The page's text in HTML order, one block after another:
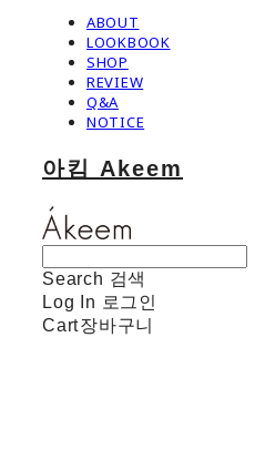
ABOUT
LOOKBOOK
SHOP
REVIEW
Q&A
NOTICE
아킴 Akeem
Search 검색
Log In 로그인
Cart장바구니